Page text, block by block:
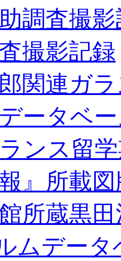
調査撮
撮影記録
関連ガ
ータベ
ンス留
報』所載
所蔵黒
ムデータ